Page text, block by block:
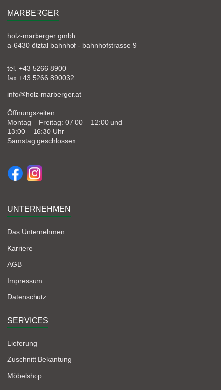
MARBERGER
holz-marberger gmbh
a-6430 ötztal bahnhof - bahnhofstrasse 9
tel. +43 5266 8900
fax +43 5266 890032
info@holz-marberger.at
Öffnungszeiten
Montag – Freitag: 07:00 – 12:00 und
13:00 – 16:30 Uhr
Samstag geschlossen
UNTERNEHMEN
Das Unternehmen
Karriere
AGB
Impressum
Datenschutz
SERVICES
Lieferung
Zuschnitt Bekantung
Möbelshop